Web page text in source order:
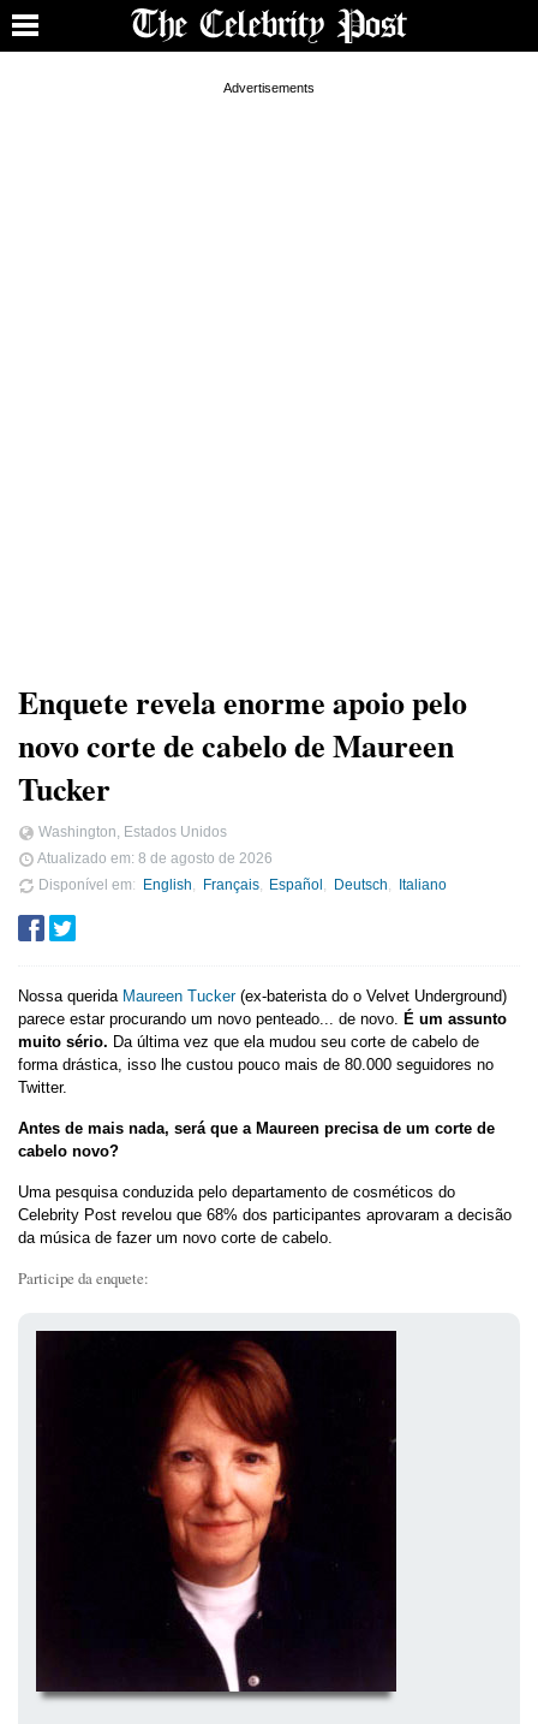
Enquete revela enorme apoio pelo
novo corte de cabelo de Maureen
Tucker
Washington, Estados Unidos
Atualizado em: 8 de agosto de 2026
Disponível em
English Français Español Deutsch Italiano
Nossa querida Maureen Tucker(ex-baterista do o Velvet Underground)
parece estar procurando um novo penteado... de novo. É um assunto
muito sério. Da última vez que ela mudou seu corte de cabelo de
forma drástica, isso lhe custou pouco mais de 80.000 seguidores no
Twitter.
Antes de mais nada, será que a Maureen precisa de um corte de
cabelo novo?
Uma pesquisa conduzida pelo departamento de cosméticos do
Celebrity Post revelou que 68% dos participantes aprovaram a decisão
da música de fazer um novo corte de cabelo.
Participe da enquete: